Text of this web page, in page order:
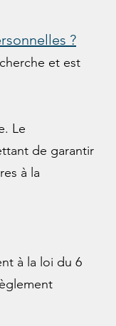
?
et est
Le
de garantir
à la
à la loi du 6